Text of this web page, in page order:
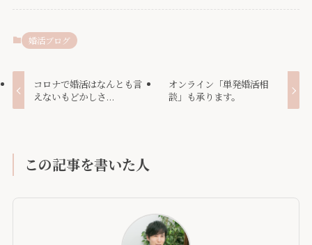
婚活ブログ
コロナで婚活はなんとも言
えないもどかしさ...
オンライン「単発婚活相
談」も承ります。
この記事を書いた人